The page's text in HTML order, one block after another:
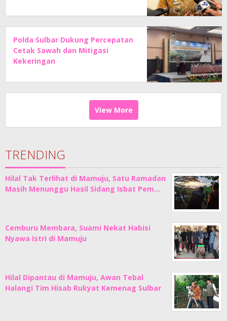
Polda Sulbar Dukung Percepatan
Cetak Sawah dan Mitigasi
Kekeringan
View More
TRENDING
Hilal Tak Terlihat di Mamuju, Satu Ramadan
Masih Menunggu Hasil Sidang Isbat Pem…
Cemburu Membara, Suami Nekat Habisi
Nyawa Istri di Mamuju
Hilal Dipantau di Mamuju, Awan Tebal
Halangi Tim Hisab Rukyat Kemenag Sulbar